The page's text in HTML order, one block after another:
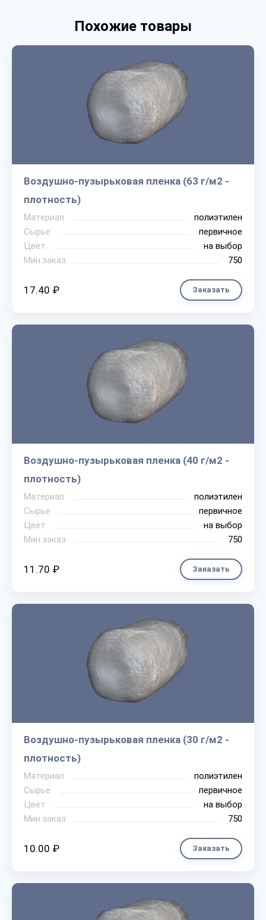
Похожие товары
Воздушно-пузырьковая пленка (63 г/м2 -
плотность)
Материал
полиэтилен
Сырье
первичное
Цвет
на выбор
Мин.заказ
750
17.40 ₽ Заказать
Воздушно-пузырьковая пленка (40 г/м2 -
плотность)
Материал
полиэтилен
Сырье
первичное
Цвет
на выбор
Мин.заказ
750
11.70 ₽ Заказать
Воздушно-пузырьковая пленка (30 г/м2 -
плотность)
Материал
полиэтилен
Сырье
первичное
Цвет
на выбор
Мин.заказ
750
10.00 ₽ Заказать